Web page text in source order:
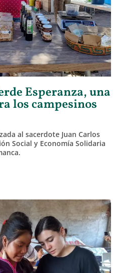
Esperanza, una
los campesinos
al sacerdote Juan Carlos
Social y Economía Solidaria